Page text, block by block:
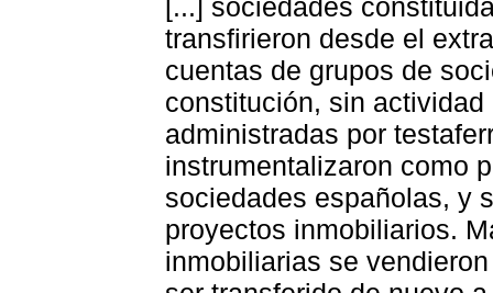
[...] sociedades
transfirieron desde el
cuentas de grupos de
constitución, sin
administradas por
instrumentalizaron como
sociedades españolas, y
proyectos inmobiliarios.
inmobiliarias se